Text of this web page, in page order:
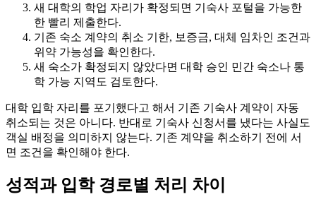
새 대학의 학업 자리가 확정되면 기숙사 포털을 가능한
한 빨리 제출한다.
기존 숙소 계약의 취소 기한, 보증금, 대체 임차인 조건과
위약 가능성을 확인한다.
새 숙소가 확정되지 않았다면 대학 승인 민간 숙소나 통
학 가능 지역도 검토한다.
대학 입학 자리를 포기했다고 해서 기존 기숙사 계약이 자동
취소되는 것은 아니다. 반대로 기숙사 신청서를 냈다는 사실도
객실 배정을 의미하지 않는다. 기존 계약을 취소하기 전에 서
면 조건을 확인해야 한다.
성적과 입학 경로별 처리 차이